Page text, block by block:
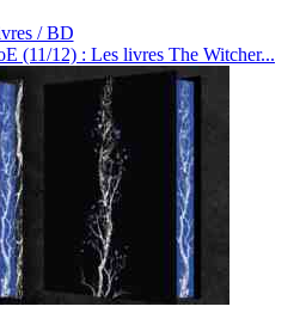
/ BD
(11/12) : Les livres The Witcher...